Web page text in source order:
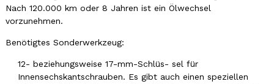
Nach 120.000 km oder 8 Jahren ist ein Ölwechsel
vorzunehmen.
Benötigtes Sonderwerkzeug:
12- beziehungsweise 17-mm-Schlüs- sel für
Innensechskantschrauben. Es gibt auch einen speziellen